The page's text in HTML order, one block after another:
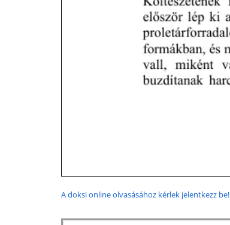
A doksi online olvasásához kérlek jelentkezz be!